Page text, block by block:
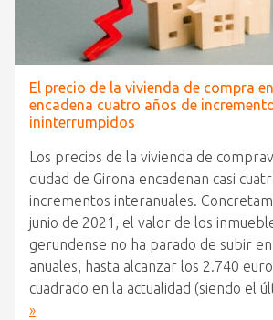
El precio de la vivienda de compra
encadena cuatro años de
ininterrumpidos
Los precios de la vivienda de
ciudad de Girona encadenan casi
incrementos interanuales.
junio de 2021, el valor de los
gerundense no ha parado de subir
anuales, hasta alcanzar los 2.740
cuadrado en la actualidad (siendo el
»